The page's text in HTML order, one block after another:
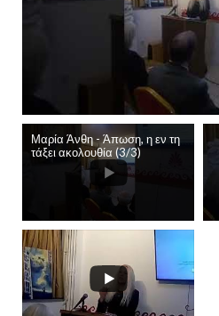
Μαρία Άνθη - Άπωση, η εν τη
τάξει ακολουθία (3/3)